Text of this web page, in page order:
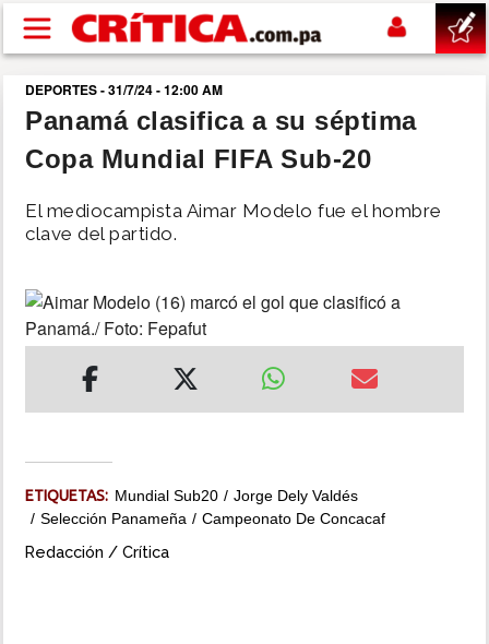
Pasar al contenido principal
buscar
SUCESOS
NACIONAL
SHOW
MUNDO
INSÓLITAS
DEPORTES - 31/7/24 - 12:00 AM
Panamá clasifica a su séptima
Copa Mundial FIFA Sub-20
El mediocampista Aimar Modelo fue el hombre
clave del partido.
ETIQUETAS: Mundial Sub20
Jorge Dely Valdés
Selección Panameña
Campeonato De Concacaf
Redacción / Crítica